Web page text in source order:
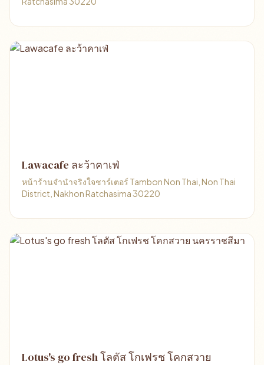
Lawacafe ละว้าคาเฟ่
หน้าร้านจำนำจริงใจชาร์เตอร์ Tambon Non Thai, Non Thai
District, Nakhon Ratchasima 30220
Lotus's go fresh โลตัส โกเฟรช โคกสวาย